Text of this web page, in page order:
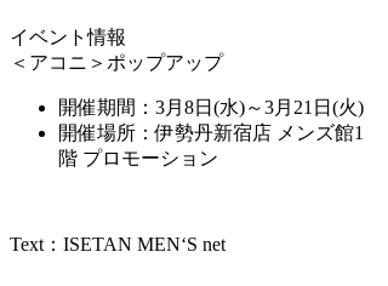
イベント情報
＜アコニ＞ポップアップ
開催期間：3月8日(水)～3月21日(火)
開催場所：伊勢丹新宿店 メンズ館1
階 プロモーション
Text：ISETAN MEN‘S net